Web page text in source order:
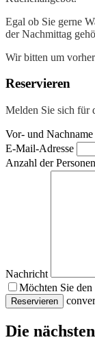
Egal ob Sie gerne
der Nachmittag
Wir bitten um
Reservieren
Melden Sie sich für
Vor- und Nachname
E-Mail-Adresse
Anzahl der Personen
Nachricht
Möchten Sie
Reservieren
Die